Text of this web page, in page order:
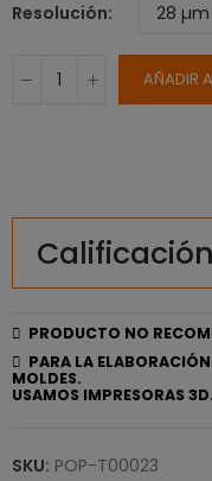
Resolución
AÑADIR
PRODUCTO NO
PARA LA
MOLDES.
USAMOS IMPRESORAS
SKU: POP-T00023